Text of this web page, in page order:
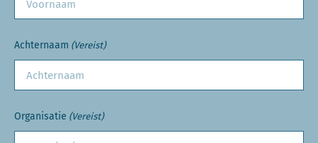
Achternaam (Vereist)
Organisatie (Vereist)